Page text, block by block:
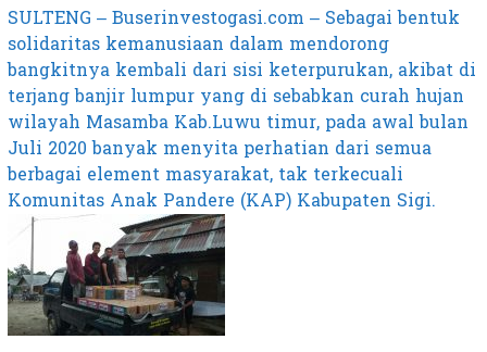
SULTENG – Buserinvestogasi.com – Sebagai bentuk
solidaritas kemanusiaan dalam mendorong
bangkitnya kembali dari sisi keterpurukan, akibat di
terjang banjir lumpur yang di sebabkan curah hujan
wilayah Masamba Kab.Luwu timur, pada awal bulan
Juli 2020 banyak menyita perhatian dari semua
berbagai element masyarakat, tak terkecuali
Komunitas Anak Pandere (KAP) Kabupaten Sigi.